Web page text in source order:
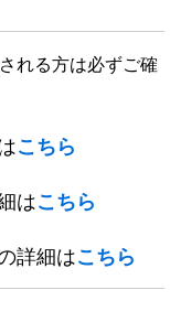
れる方は必ずご確
こちら
はこちら
詳細はこちら